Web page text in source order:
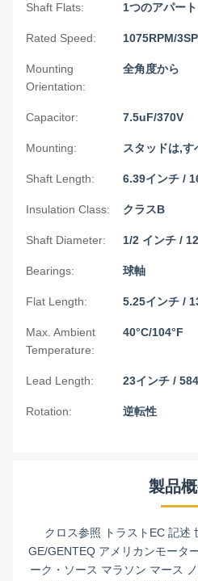
Shaft Flats: 1つのアパート
Rated Speed: 1075RPM/
Mounting
Orientation:
全角度から
Capacitor: 7.5uF/370V
Mounting: スタッドは,
Shaft Length: 6.39インチ /
Insulation Class: クラスB
Shaft Diameter: 1/2 インチ /
Bearings: 球軸
Flat Length: 5.25インチ /
Max. Ambient
Temperature:
40°C/104°F
Lead Length: 23インチ /
Rotation: 逆転性
製品
クロス参照 トラストEC 記述
GE/GENTEQ アメリカンモータ
ーク・ソース マラソン マース